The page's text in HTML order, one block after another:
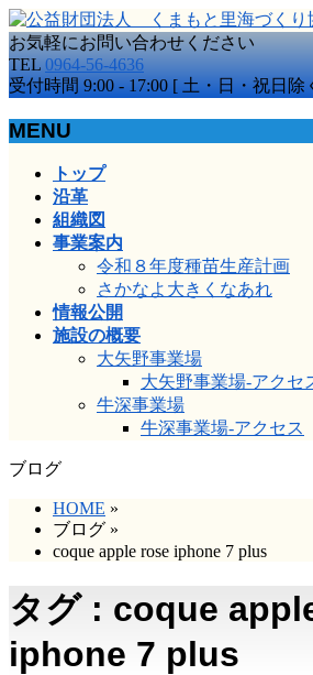
お気軽にお問い合わせください
TEL 0964-56-4636
受付時間 9:00 - 17:00 [ 土・日・祝日除
MENU
トップ
沿革
組織図
事業案内
令和８年度種苗生産計画
さかなよ大きくなあれ
情報公開
施設の概要
大矢野事業場
大矢野事業場-アクセ
牛深事業場
牛深事業場-アクセス
ブログ
HOME »
ブログ »
coque apple rose iphone 7 plus
タグ : coque
iphone 7 plus